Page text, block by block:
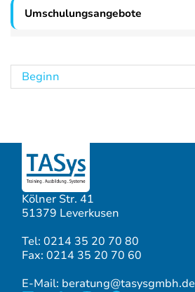
Umschulungsangebote
Beginn
Kölner Str. 41
51379 Leverkusen
Tel: 0214 35 20 70 80
Fax: 0214 35 20 70 60
E-Mail: beratung@tasysgmbh.de